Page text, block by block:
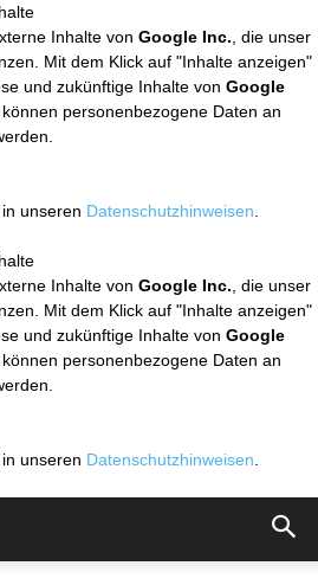
Inhalte von Google Inc. , die unser
Mit dem Klick auf "Inhalte anzeigen"
und zukünftige Inhalte von Google
personenbezogene Daten an
unseren Datenschutzhinweisen
Inhalte von Google Inc. , die unser
Mit dem Klick auf "Inhalte anzeigen"
und zukünftige Inhalte von Google
personenbezogene Daten an
unseren Datenschutzhinweisen